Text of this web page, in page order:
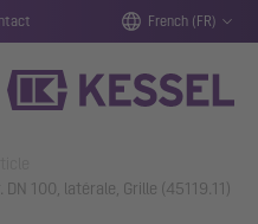
French (FR)
100, latérale, Grille (45119.11)